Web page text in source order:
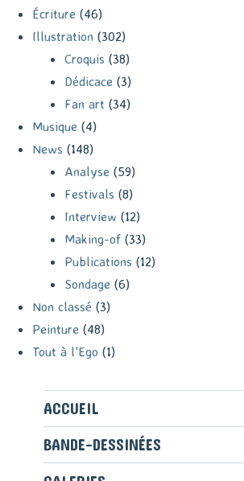
Écriture (46)
Illustration (302)
Croquis (38)
Dédicace (3)
Fan art (34)
Musique (4)
News (148)
Analyse (59)
Festivals (8)
Interview (12)
Making-of (33)
Publications (12)
Sondage (6)
Non classé (3)
Peinture (48)
Tout à l'Ego (1)
ACCUEIL
BANDE-DESSINÉES